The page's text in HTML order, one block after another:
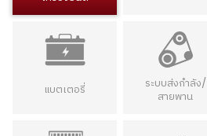
แบตเตอรี่
ระบบส่งกำลัง/
สายพาน